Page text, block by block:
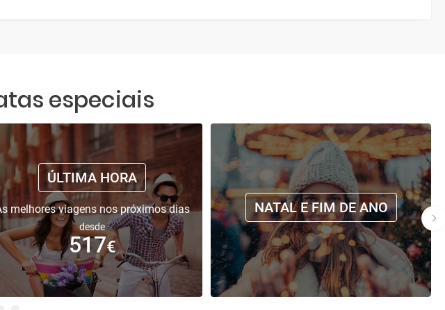
especiais
ÚLTIMA HORA
melhores viagens nos próximos dias
desde
517€
NATAL E FIM DE ANO